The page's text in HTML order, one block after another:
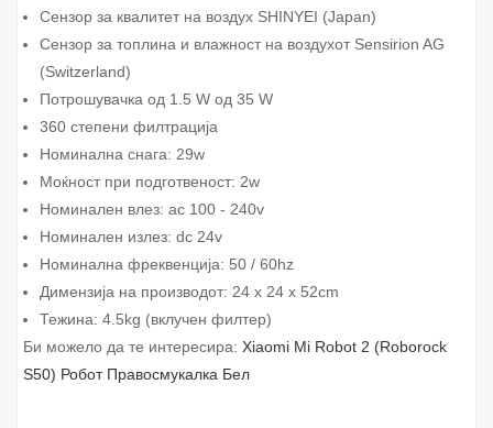
Сензор за квалитет на воздух SHINYEI (Japan)
Сензор за топлина и влажност на воздухот Sensirion AG
(Switzerland)
Потрошувачка од 1.5 W од 35 W
360 степени филтрација
Номинална снага: 29w
Моќност при подготвеност: 2w
Номинален влез: ac 100 - 240v
Номинален излез: dc 24v
Номинална фреквенција: 50 / 60hz
Димензија на производот: 24 x 24 x 52cm
Тежина: 4.5kg (вклучен филтер)
Би можело да те интересира: Xiaomi Mi Robot 2 (Roborock
S50) Робот Правосмукалка Бел